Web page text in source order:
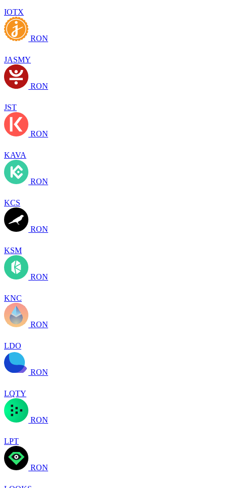
IOTX
RON
JASMY
RON
JST
RON
KAVA
RON
KCS
RON
KSM
RON
KNC
RON
LDO
RON
LQTY
RON
LPT
RON